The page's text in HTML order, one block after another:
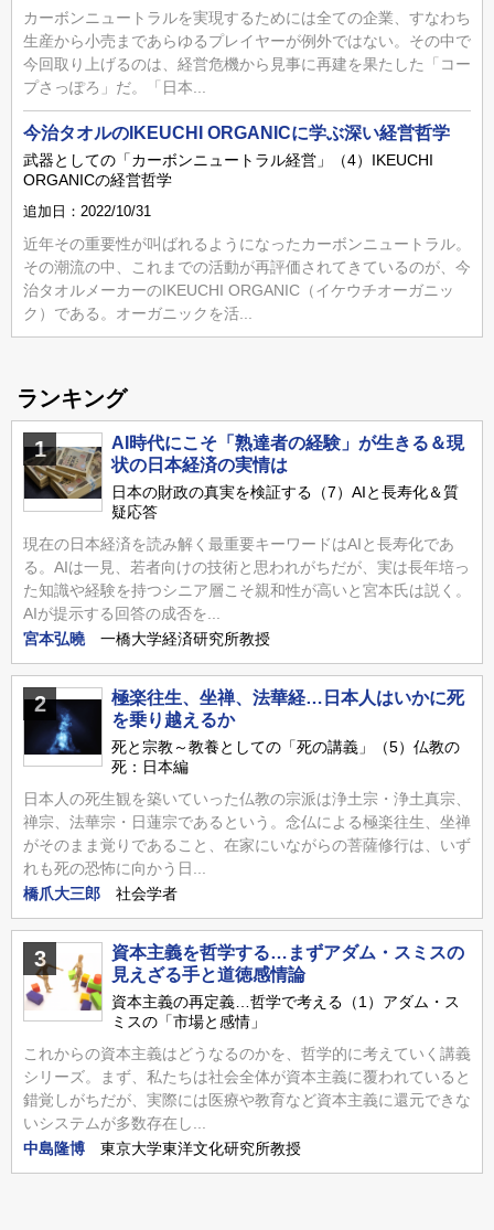
カーボンニュートラルを実現するためには全ての企業、すなわち
生産から小売まであらゆるプレイヤーが例外ではない。その中で
今回取り上げるのは、経営危機から見事に再建を果たした「コー
プさっぽろ」だ。「日本...
今治タオルのIKEUCHI ORGANICに学ぶ深い経営哲学
武器としての「カーボンニュートラル経営」（4）IKEUCHI
ORGANICの経営哲学
追加日：2022/10/31
近年その重要性が叫ばれるようになったカーボンニュートラル。
その潮流の中、これまでの活動が再評価されてきているのが、今
治タオルメーカーのIKEUCHI ORGANIC（イケウチオーガニッ
ク）である。オーガニックを活...
ランキング
1
AI時代にこそ「熟達者の経験」が生きる＆現
状の日本経済の実情は
日本の財政の真実を検証する（7）AIと長寿化＆質
疑応答
現在の日本経済を読み解く最重要キーワードはAIと長寿化であ
る。AIは一見、若者向けの技術と思われがちだが、実は長年培っ
た知識や経験を持つシニア層こそ親和性が高いと宮本氏は説く。
AIが提示する回答の成否を...
宮本弘曉
一橋大学経済研究所教授
2
極楽往生、坐禅、法華経…日本人はいかに死
を乗り越えるか
死と宗教～教養としての「死の講義」（5）仏教の
死：日本編
日本人の死生観を築いていった仏教の宗派は浄土宗・浄土真宗、
禅宗、法華宗・日蓮宗であるという。念仏による極楽往生、坐禅
がそのまま覚りであること、在家にいながらの菩薩修行は、いず
れも死の恐怖に向かう日...
橋爪大三郎
社会学者
3
資本主義を哲学する…まずアダム・スミスの
見えざる手と道徳感情論
資本主義の再定義…哲学で考える（1）アダム・ス
ミスの「市場と感情」
これからの資本主義はどうなるのかを、哲学的に考えていく講義
シリーズ。まず、私たちは社会全体が資本主義に覆われていると
錯覚しがちだが、実際には医療や教育など資本主義に還元できな
いシステムが多数存在し...
中島隆博
東京大学東洋文化研究所教授